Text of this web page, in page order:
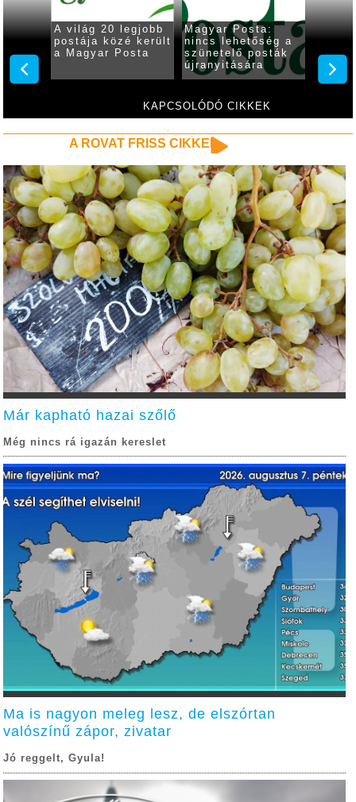
KAPCSOLÓDÓ CIKKEK
A világ 20 legjobb
postája közé került
a Magyar Posta
Magyar Posta:
nincs lehetőség a
szünetelő posták
újranyitására
végi
A ROVAT FRISS CIKKEI
Már kapható hazai szőlő
Még nincs rá igazán kereslet
Ma is nagyon meleg lesz, de elszórtan
valószínű zápor, zivatar
Jó reggelt, Gyula!